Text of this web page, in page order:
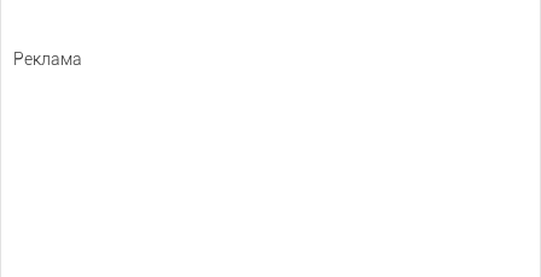
Реклама